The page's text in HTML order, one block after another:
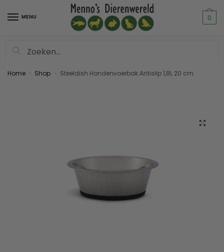
MENU 0
Home Shop Steeldish Hondenvoerbak Antislip 1,8L 20 cm